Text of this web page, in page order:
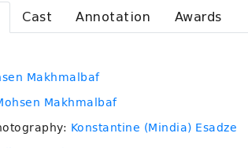
Cast Annotation Awards
Makhmalbaf
Makhmalbaf
Konstantine (Mindia) Esadze